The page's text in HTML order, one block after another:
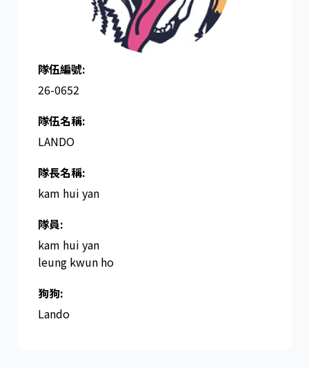
隊伍編號:
26-0652
隊伍名稱:
LANDO
隊長名稱​:
kam hui yan
隊員:
kam hui yan
leung kwun ho
狗狗:
Lando